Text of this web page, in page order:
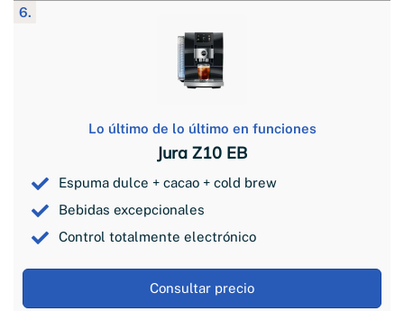
6.
Lo último de lo último en funciones
Jura Z10 EB
Espuma dulce + cacao + cold brew
Bebidas excepcionales
Control totalmente electrónico
Consultar precio